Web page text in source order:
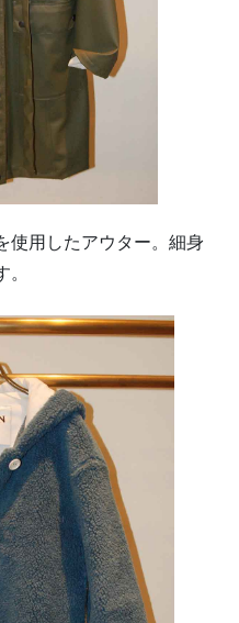
使用したアウター。細身